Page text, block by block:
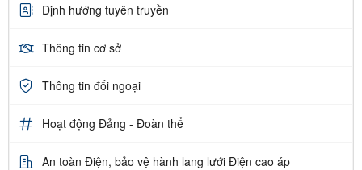
Định hướng tuyên truyền
Thông tin cơ sở
Thông tin đối ngoại
Hoạt động Đảng - Đoàn thể
An toàn Điện, bảo vệ hành lang lưới Điện cao áp